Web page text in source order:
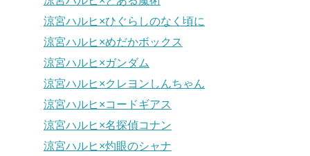
涼宮ハルヒ×ひぐらしのなく頃に
涼宮ハルヒ×めだかボックス
涼宮ハルヒ×ガンダム
涼宮ハルヒ×クレヨンしんちゃん
涼宮ハルヒ×コードギアス
涼宮ハルヒ×名探偵コナン
涼宮ハルヒ×灼眼のシャナ